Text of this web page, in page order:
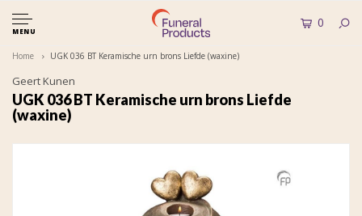
MENU
0
Home UGK 036 BT Keramische urn brons Liefde (waxine)
Geert Kunen
UGK 036 BT Keramische urn brons Liefde
(waxine)